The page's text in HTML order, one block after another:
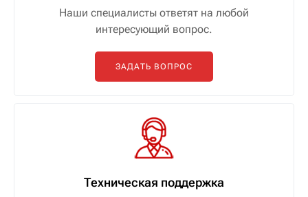
Наши специалисты ответят на любой
интересующий вопрос.
ЗАДАТЬ ВОПРОС
Техническая поддержка